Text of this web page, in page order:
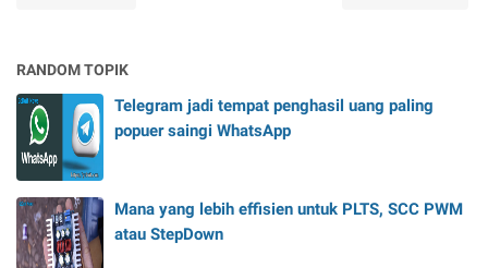
RANDOM TOPIK
Telegram jadi tempat penghasil uang paling
popuer saingi WhatsApp
Mana yang lebih effisien untuk PLTS, SCC PWM
atau StepDown